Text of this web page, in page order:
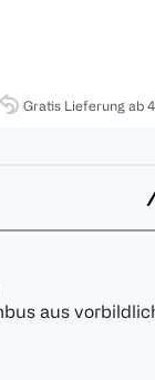
Gratis Lieferung ab
aus